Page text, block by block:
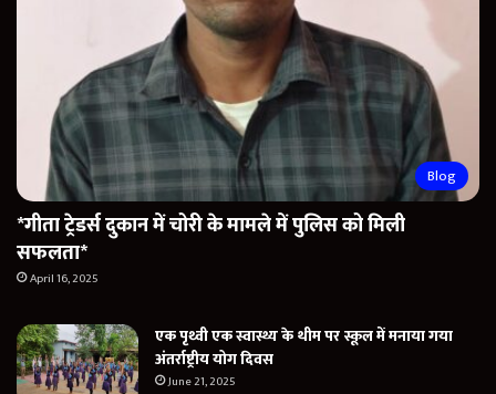
Blog
*गीता ट्रेडर्स दुकान में चोरी के मामले में पुलिस को मिली
सफलता*
April 16, 2025
एक पृथ्वी एक स्वास्थ्य के थीम पर स्कूल में मनाया गया
अंतर्राष्ट्रीय योग दिवस
June 21, 2025